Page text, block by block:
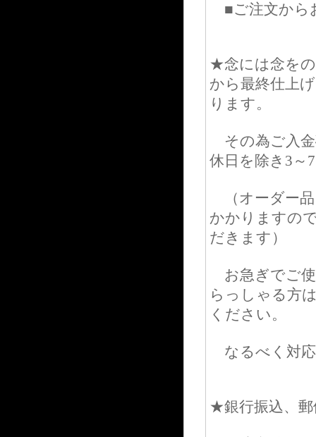
■ご注文から
★念には念を
から最終仕上
ります。
その為ご入金
休日を除き3～
（オーダー
かかりますの
だきます）
お急ぎでご
らっしゃる方
ください。
なるべく対
★銀行振込、郵